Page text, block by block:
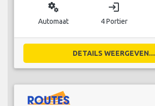
miscellaneous_services
Automaat
login
4 Portier
DETAILS WEERGEVEN...